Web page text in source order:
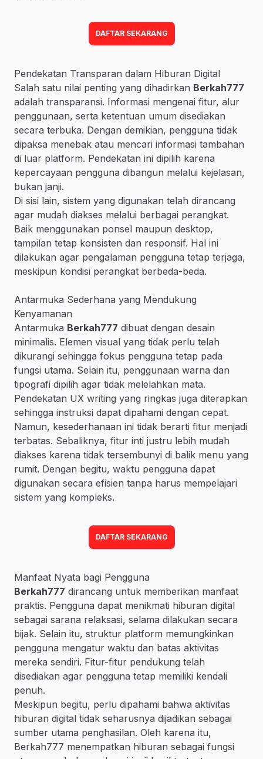
DAFTAR SEKARANG
Pendekatan Transparan dalam Hiburan Digital
Salah satu nilai penting yang dihadirkan Berkah777
adalah transparansi. Informasi mengenai fitur, alur
penggunaan, serta ketentuan umum disediakan
secara terbuka. Dengan demikian, pengguna tidak
dipaksa menebak atau mencari informasi tambahan
di luar platform. Pendekatan ini dipilih karena
kepercayaan pengguna dibangun melalui kejelasan,
bukan janji.
Di sisi lain, sistem yang digunakan telah dirancang
agar mudah diakses melalui berbagai perangkat.
Baik menggunakan ponsel maupun desktop,
tampilan tetap konsisten dan responsif. Hal ini
dilakukan agar pengalaman pengguna tetap terjaga,
meskipun kondisi perangkat berbeda-beda.
Antarmuka Sederhana yang Mendukung
Kenyamanan
Antarmuka Berkah777 dibuat dengan desain
minimalis. Elemen visual yang tidak perlu telah
dikurangi sehingga fokus pengguna tetap pada
fungsi utama. Selain itu, penggunaan warna dan
tipografi dipilih agar tidak melelahkan mata.
Pendekatan UX writing yang ringkas juga diterapkan
sehingga instruksi dapat dipahami dengan cepat.
Namun, kesederhanaan ini tidak berarti fitur menjadi
terbatas. Sebaliknya, fitur inti justru lebih mudah
diakses karena tidak tersembunyi di balik menu yang
rumit. Dengan begitu, waktu pengguna dapat
digunakan secara efisien tanpa harus mempelajari
sistem yang kompleks.
DAFTAR SEKARANG
Manfaat Nyata bagi Pengguna
Berkah777 dirancang untuk memberikan manfaat
praktis. Pengguna dapat menikmati hiburan digital
sebagai sarana relaksasi, selama dilakukan secara
bijak. Selain itu, struktur platform memungkinkan
pengguna mengatur waktu dan batas aktivitas
mereka sendiri. Fitur-fitur pendukung telah
disediakan agar pengguna tetap memiliki kendali
penuh.
Meskipun begitu, perlu dipahami bahwa aktivitas
hiburan digital tidak seharusnya dijadikan sebagai
sumber utama penghasilan. Oleh karena itu,
Berkah777 menempatkan hiburan sebagai fungsi